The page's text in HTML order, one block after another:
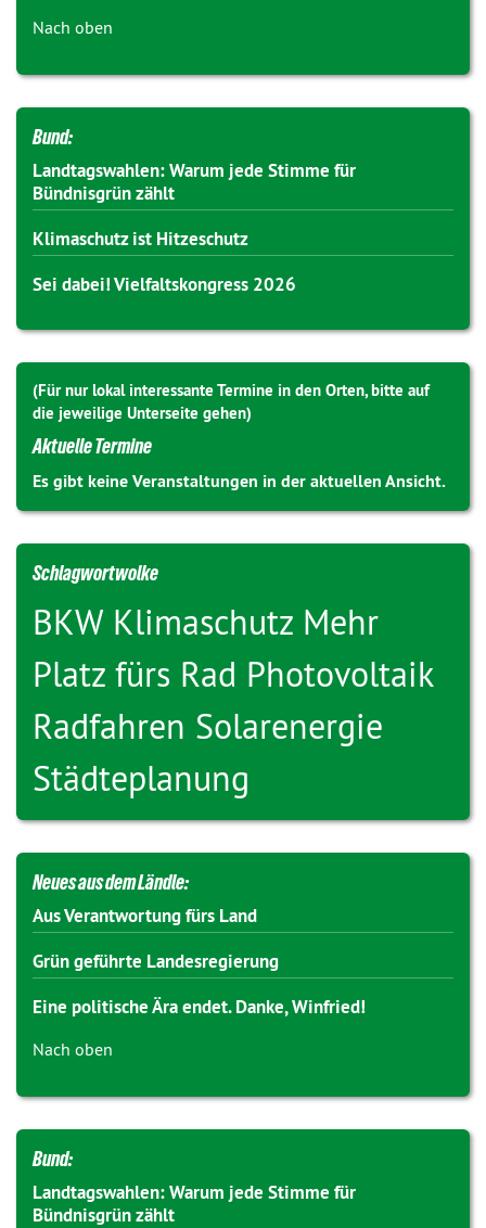
Nach oben
Bund:
Landtagswahlen: Warum jede Stimme für
Bündnisgrün zählt
Klimaschutz ist Hitzeschutz
Sei dabei! Vielfaltskongress 2026
(Für nur lokal interessante Termine in den Orten, bitte auf
die jeweilige Unterseite gehen)
Aktuelle Termine
Es gibt keine Veranstaltungen in der aktuellen Ansicht.
Schlagwortwolke
BKW Klimaschutz Mehr
Platz fürs Rad Photovoltaik
Radfahren Solarenergie
Städteplanung
Neues aus dem Ländle:
Aus Verantwortung fürs Land
Grün geführte Landesregierung
Eine politische Ära endet. Danke, Winfried!
Nach oben
Bund:
Landtagswahlen: Warum jede Stimme für
Bündnisgrün zählt